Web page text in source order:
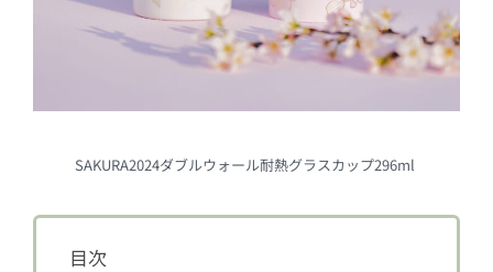
SAKURA2024ダブルウォール耐熱グラスカップ296ml
目次